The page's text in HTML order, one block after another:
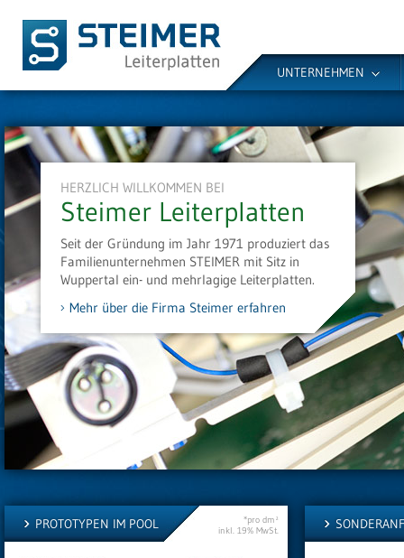
UNTERNEHMEN
HERZLICH WILLKOMMEN BEI
Steimer Leiterplatten
Seit der Gründung im Jahr 1971 produziert das
Familienunternehmen STEIMER mit Sitz in
Wuppertal ein- und mehrlagige Leiterplatten.
Mehr über die Firma Steimer erfahren
PROTOTYPEN IM POOL
*pro dm²
inkl. 19% MwSt.